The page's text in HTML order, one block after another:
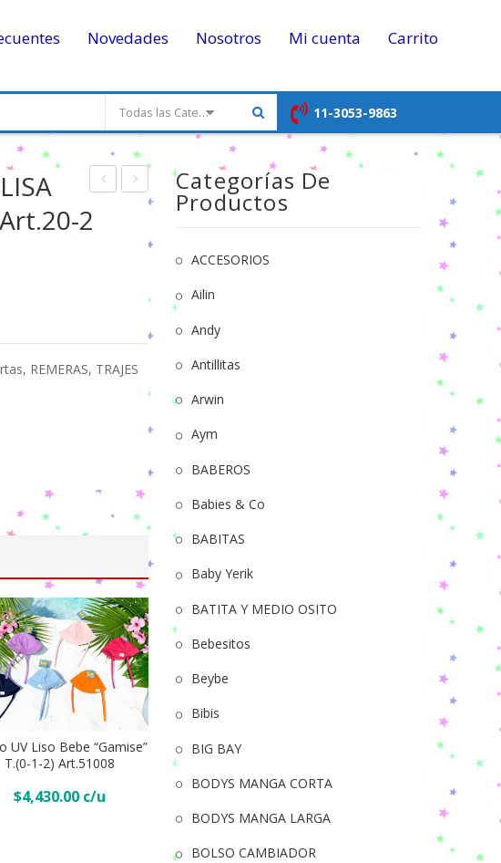
Novedades Nosotros Mi cuenta Carrito
Todas las Categorias 11-3053-9863
Cartuchera
Superhéroes
OFERTA
2
, REMERAS, TRAJES
UV Liso Bebe “Gamise”
T.(0-1-2) Art.51008
$4,430.00
Añadir Al Carrito
Categorías De
Productos
ACCESORIOS
Ailin
Andy
Antillitas
Arwin
Aym
BABEROS
Babies & Co
BABITAS
Baby Yerik
BATITA Y MEDIO OSITO
Bebesitos
Beybe
Bibis
BIG BAY
BODYS MANGA CORTA
BODYS MANGA LARGA
BOLSO CAMBIADOR